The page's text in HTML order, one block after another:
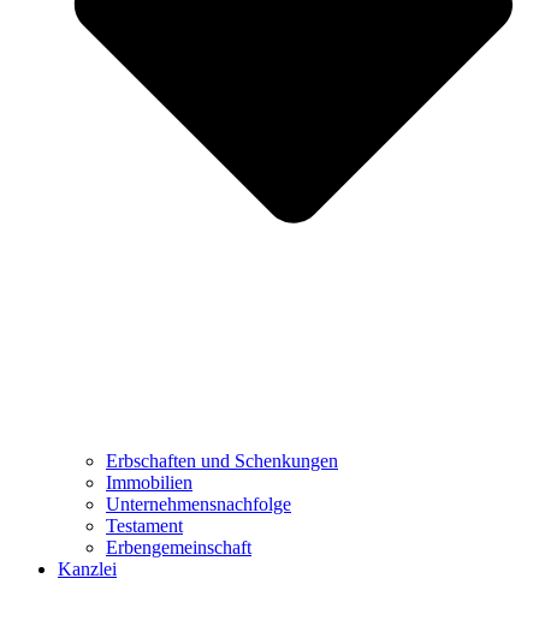
Erbschaften und Schenkungen
Immobilien
Unternehmensnachfolge
Testament
Erbengemeinschaft
Kanzlei